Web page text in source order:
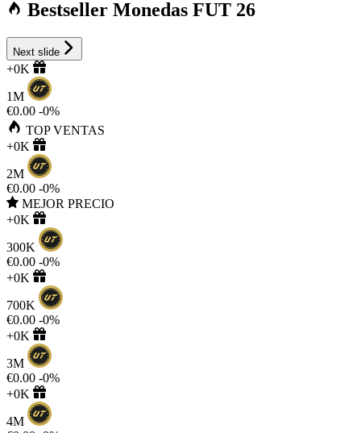
Bestseller Monedas FUT 26
Next slide
+0K
1M
€0.00 -0%
TOP VENTAS
+0K
2M
€0.00 -0%
MEJOR PRECIO
+0K
300K
€0.00 -0%
+0K
700K
€0.00 -0%
+0K
3M
€0.00 -0%
+0K
4M